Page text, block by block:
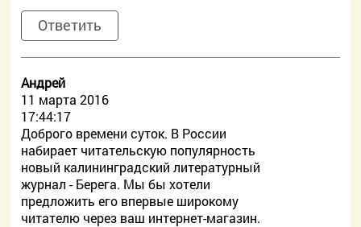
Ответить
Андрей
11 марта 2016
17:44:17
Доброго времени суток. В России
набирает читательскую популярность
новый калининградский литературный
журнал - Берега. Мы бы хотели
предложить его впервые широкому
читателю через ваш интернет-магазин.